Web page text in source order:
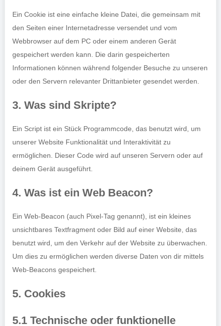
Ein Cookie ist eine einfache kleine Datei, die gemeinsam mit
den Seiten einer Internetadresse versendet und vom
Webbrowser auf dem PC oder einem anderen Gerät
gespeichert werden kann. Die darin gespeicherten
Informationen können während folgender Besuche zu unseren
oder den Servern relevanter Drittanbieter gesendet werden.
3. Was sind Skripte?
Ein Script ist ein Stück Programmcode, das benutzt wird, um
unserer Website Funktionalität und Interaktivität zu
ermöglichen. Dieser Code wird auf unseren Servern oder auf
deinem Gerät ausgeführt.
4. Was ist ein Web Beacon?
Ein Web-Beacon (auch Pixel-Tag genannt), ist ein kleines
unsichtbares Textfragment oder Bild auf einer Website, das
benutzt wird, um den Verkehr auf der Website zu überwachen.
Um dies zu ermöglichen werden diverse Daten von dir mittels
Web-Beacons gespeichert.
5. Cookies
5.1 Technische oder funktionelle